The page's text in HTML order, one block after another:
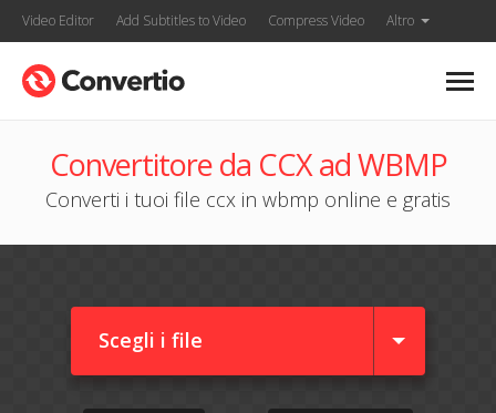
Video Editor Add Subtitles to Video Compress Video Altro
Convertitore da CCX ad WBMP
Converti i tuoi file ccx in wbmp online e gratis
Scegli i file